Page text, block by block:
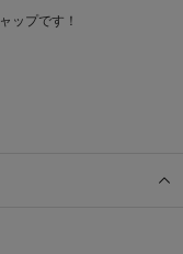
ップです！